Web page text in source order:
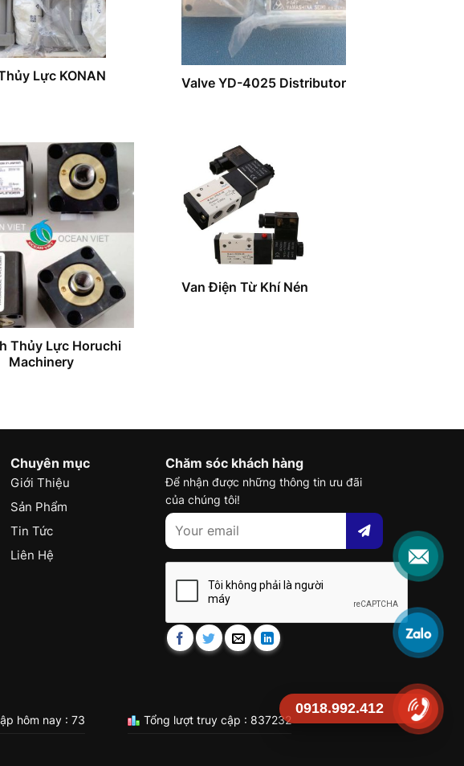
Lực KONAN Valve YD-4025 Distributor
Thủy Lực Horuchi
Machinery
Van Điện Từ Khí Nén
Chuyên mục
Giới Thiệu
Sản Phẩm
Tin Tức
Liên Hệ
Chăm sóc khách hàng
Để nhận được những thông tin ưu đãi
của chúng tôi!
hôm nay : 73 Tổng lượt truy cập : 837232
0918.992.412